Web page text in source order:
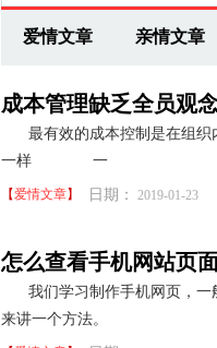
爱情文章 亲情文章
成本管理缺乏全员观
最有效的成本控制是在组
一样 一
【爱情文章】 日期： 2019-01-23
怎么查看手机网站页
我们学习制作手机网页，
来讲一个方法。